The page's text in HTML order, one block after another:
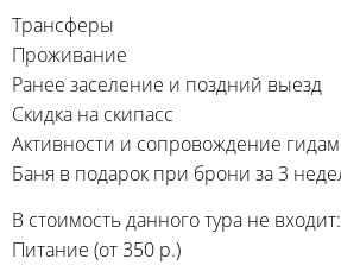
Трансферы
Проживание
Ранее заселение и поздний выезд
Скидка на скипасс
Активности и сопровождение
Баня в подарок при брони за 3
В стоимость данного тура не входит:
Питание (от 350 р.)